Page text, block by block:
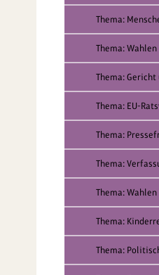
Thema:
Thema:
Thema: Gericht
Thema: EU-
Thema:
Thema:
Thema: Wahlen
Thema:
Thema: